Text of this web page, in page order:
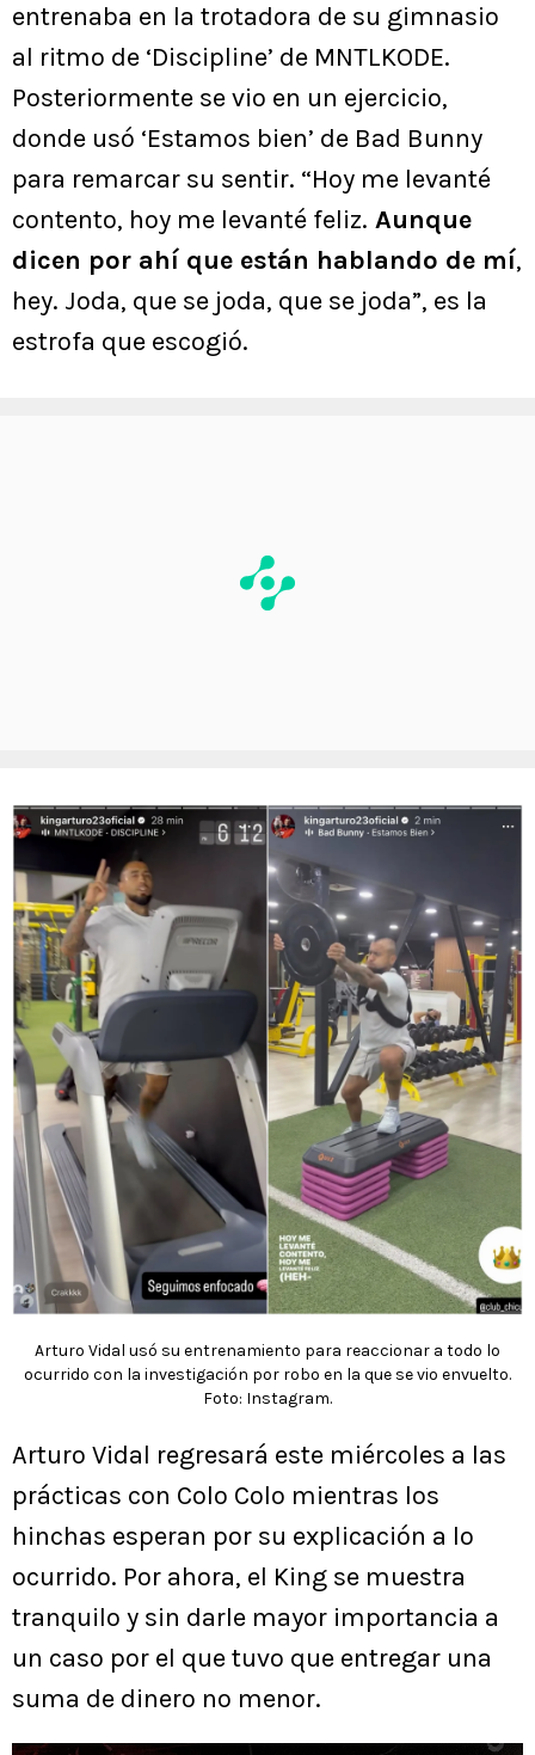
entrenaba en la trotadora de su gimnasio
al ritmo de ‘Discipline’ de MNTLKODE.
Posteriormente se vio en un ejercicio,
donde usó ‘Estamos bien’ de Bad Bunny
para remarcar su sentir. “Hoy me levanté
contento, hoy me levanté feliz. Aunque
dicen por ahí que están hablando de mí,
hey. Joda, que se joda, que se joda”, es la
estrofa que escogió.
Arturo Vidal usó su entrenamiento para reaccionar a todo lo
ocurrido con la investigación por robo en la que se vio envuelto.
Foto: Instagram.
Arturo Vidal regresará este miércoles a las
prácticas con Colo Colo mientras los
hinchas esperan por su explicación a lo
ocurrido. Por ahora, el King se muestra
tranquilo y sin darle mayor importancia a
un caso por el que tuvo que entregar una
suma de dinero no menor.